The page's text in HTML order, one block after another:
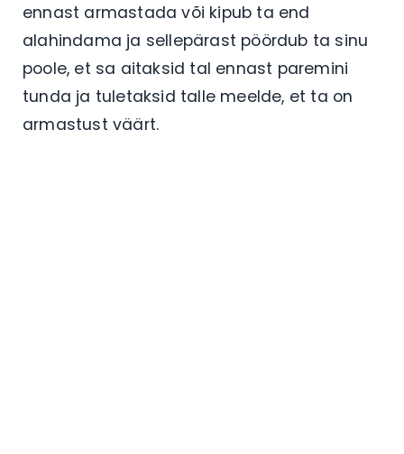
ennast armastada või kipub ta end
alahindama ja sellepärast pöördub ta sinu
poole, et sa aitaksid tal ennast paremini
tunda ja tuletaksid talle meelde, et ta on
armastust väärt.